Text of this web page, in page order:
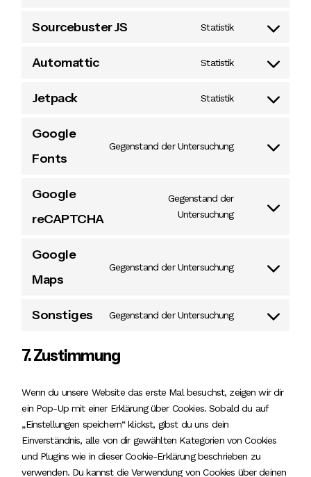
elementor
Sourcebuster JS Statistik
Consent
sourcebuster-
Automattic Statistik
Consent
automattic
Jetpack Statistik
Consent
Google
Fonts
Gegenstand der Untersuchung
Consent
Google
reCAPTCHA
Gegenstand der
Untersuchung
Consent
Google
Maps
Gegenstand der Untersuchung
Consent
Sonstiges Gegenstand der Untersuchung
Consent
7. Zustimmung
Wenn du unsere Website das erste Mal besuchst, zeigen wir dir
ein Pop-Up mit einer Erklärung über Cookies. Sobald du auf
„Einstellungen speichern“ klickst, gibst du uns dein
Einverständnis, alle von dir gewählten Kategorien von Cookies
und Plugins wie in dieser Cookie-Erklärung beschrieben zu
verwenden. Du kannst die Verwendung von Cookies über deinen